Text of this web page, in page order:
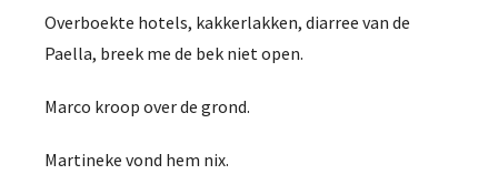
Overboekte hotels, kakkerlakken, diarree van de
Paella, breek me de bek niet open.
Marco kroop over de grond.
Martineke vond hem nix.